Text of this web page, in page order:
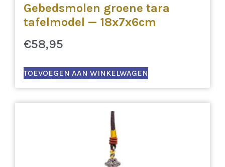
Gebedsmolen groene tara
tafelmodel — 18x7x6cm
€58,95
TOEVOEGEN AAN WINKELWAGEN